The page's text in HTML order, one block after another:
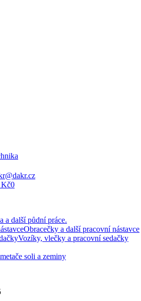
Kč0
a další půdní práce.
Obracečky a další pracovní nástavce
Vozíky, vlečky a pracovní sedačky
soli a zeminy